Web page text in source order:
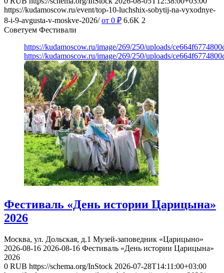
https://kudamoscow.ru/event/top-10-luchshix-sobytij-na-vyxodnye-
8-i-9-avgusta-v-moskve-2026/ от 0 ₽ 6.6K 2
Советуем Фестивали
https://kudamoscow.ru/image/269/250/uploads/
https://kudamoscow.ru/image/269/250/uploads/
Фестиваль «День истории Царицына»
2026
Москва, ул. Дольская, д.1 Музей-заповедник «Царицыно»
2026-08-16 2026-08-16 Фестиваль «День истории Царицына»
2026
0 RUB https://schema.org/InStock 2026-07-28T14:11:00+03:00